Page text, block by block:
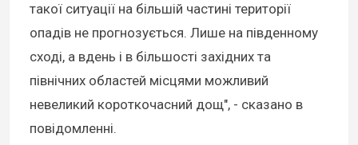
такої ситуації на більшій частині території
опадів не прогнозується. Лише на південному
сході, а вдень і в більшості західних та
північних областей місцями можливий
невеликий короткочасний дощ", - сказано в
повідомленні.